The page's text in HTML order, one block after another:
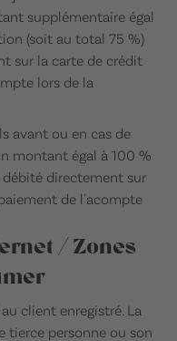
supplémentaire égal
(soit au total 75 %)
sur la carte de crédit
lors de la
avant ou en cas de
montant égal à 100 %
directement sur
de l'acompte
/ Zones
client enregistré. La
tierce personne ou son